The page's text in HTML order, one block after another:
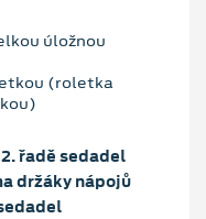
úložnou
(roletka
řadě sedadel
držáky nápojů